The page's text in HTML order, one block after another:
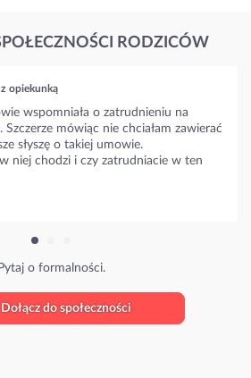
RODZICÓW
na
zawierać
w ten
Dołącz do społeczności